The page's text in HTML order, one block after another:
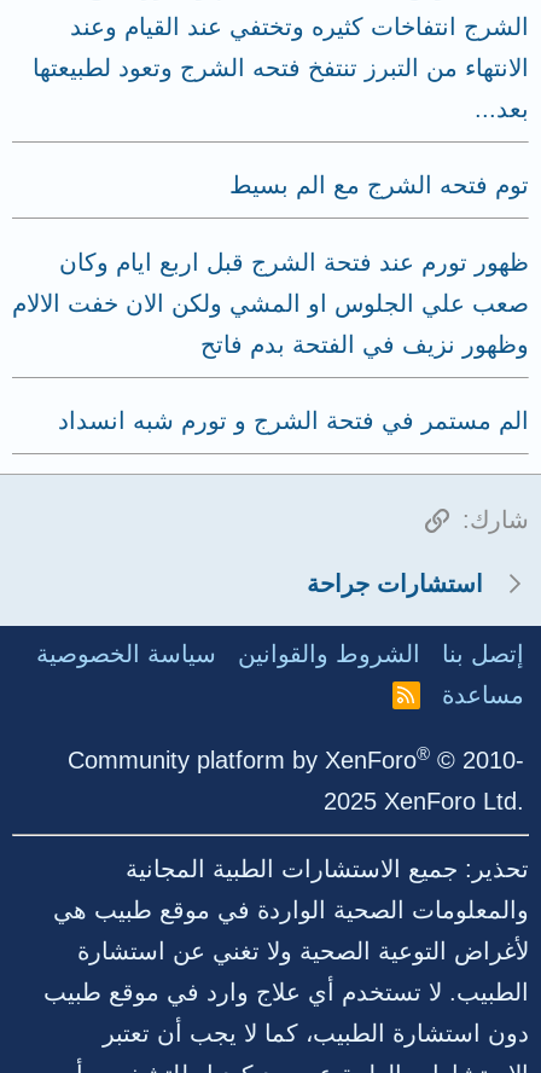
الشرج انتفاخات كثيره وتختفي عند القيام وعند
الانتهاء من التبرز تنتفخ فتحه الشرج وتعود لطبيعتها
بعد...
توم فتحه الشرج مع الم بسيط
ظهور تورم عند فتحة الشرج قبل اربع ايام وكان
صعب علي الجلوس او المشي ولكن الان خفت الالام
وظهور نزيف في الفتحة بدم فاتح
الم مستمر في فتحة الشرج و تورم شبه انسداد
شارك: الرابط
استشارات جراحة
إتصل بنا الشروط والقوانين
سياسة الخصوصية
مساعدة
R
Community platform by XenForo® © 2010-
2025 XenForo Ltd.
تحذير: جميع الاستشارات الطبية المجانية
والمعلومات الصحية الواردة في موقع طبيب هي
لأغراض التوعية الصحية ولا تغني عن استشارة
الطبيب. لا تستخدم أي علاج وارد في موقع طبيب
دون استشارة الطبيب، كما لا يجب أن تعتبر